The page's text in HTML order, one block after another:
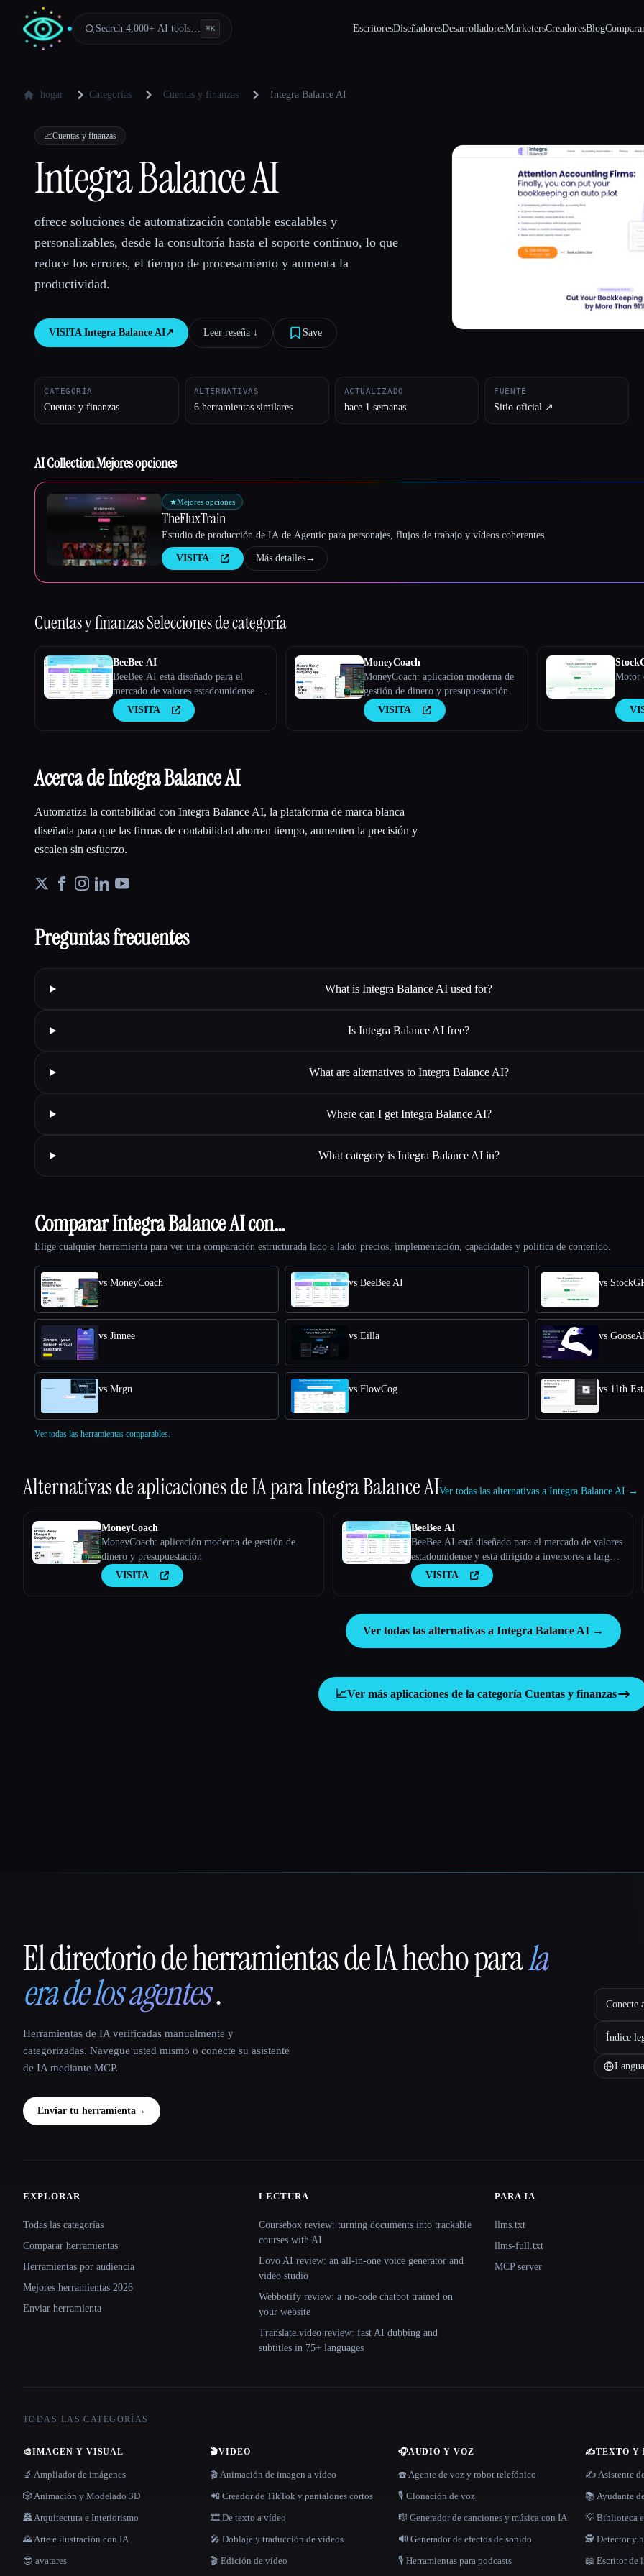
Search 4,000+ AI tools… ⌘K EscritoresDiseñadoresDesarrolladoresMarketersCreadoresBlog
hogar Categorías Cuentas y finanzas Integra Balance AI
📈Cuentas y finanzas
Integra Balance AI
ofrece soluciones de automatización contable escalables y
personalizables, desde la consultoría hasta el soporte continuo, lo que
reduce los errores, el tiempo de procesamiento y aumenta la
productividad.
VISITA Integra Balance AI↗︎ Leer reseña ↓︎ Save
CATEGORÍA
Cuentas y finanzas
ALTERNATIVAS
6 herramientas similares
ACTUALIZADO
hace 1 semanas
FUENTE
Sitio oficial ↗︎
AI Collection Mejores opciones
★Mejores opciones
TheFluxTrain
Estudio de producción de IA de Agentic para personajes, flujos de trabajo y vídeos coherentes
VISITA Más detalles→
Cuentas y finanzasSelecciones de categoría
BeeBee AI
BeeBee.AI está diseñado para el
mercado de valores estadounidense y
está dirigido a inversores a largo
plazo que se centran principalmente
VISITA
MoneyCoach
MoneyCoach: aplicación moderna de
gestión de dinero y presupuestación
VISITA
Motor
Acerca de Integra Balance AI
Automatiza la contabilidad con Integra Balance AI, la plataforma de marca blanca
diseñada para que las firmas de contabilidad ahorren tiempo, aumenten la precisión y
escalen sin esfuerzo.
Preguntas frecuentes
What is Integra Balance AI used for?
Is Integra Balance AI free?
What are alternatives to Integra Balance AI?
Where can I get Integra Balance AI?
What category is Integra Balance AI in?
Comparar Integra Balance AI con…
Elige cualquier herramienta para ver una comparación estructurada lado a lado: precios, implementación, capacidades y política de contenido.
vs MoneyCoach vs BeeBee AI vs
vs Jinnee vs Eilla vs
vs Mrgn vs FlowCog vs 11th
Ver todas las herramientas comparables.
Alternativas de aplicaciones de IA paraIntegra Balance AIVer todas las alternativas a Integra Balance AI →
MoneyCoach
MoneyCoach: aplicación moderna de gestión de
dinero y presupuestación
VISITA
BeeBee AI
BeeBee.AI está diseñado para el mercado de valores
estadounidense y está dirigido a inversores a largo
plazo que se centran principalmente en el análisis
fundamental y que valoran los datos y la
VISITA
Ver todas las alternativas a Integra Balance AI →
📈Ver más aplicaciones de la categoría Cuentas y finanzas
That AI Collection
El directorio de herramientas de IA hecho parala
era de los agentes.
Herramientas de IA verificadas manualmente y
categorizadas. Navegue usted mismo o conecte su asistente
de IA mediante MCP.
Enviar tu herramienta→
Conecte
Índice
Site navigation
EXPLORAR
Todas las categorías
Comparar herramientas
Herramientas por audiencia
Mejores herramientas 2026
Enviar herramienta
LECTURA
Coursebox review: turning documents into trackable
courses with AI
Lovo AI review: an all-in-one voice generator and
video studio
Webbotify review: a no-code chatbot trained on
your website
Translate.video review: fast AI dubbing and
subtitles in 75+ languages
PARA IA
llms.txt
llms-full.txt
MCP server
TODAS LAS CATEGORÍAS
🎨IMAGEN Y VISUAL
🔬 Ampliador de imágenes
🎲 Animación y Modelado 3D
🏯 Arquitectura e Interiorismo
🌄 Arte e ilustración con IA
😎 avatares
🎬VIDEO
🎬 Animación de imagen a vídeo
📲 Creador de TikTok y pantalones cortos
🎞️ De texto a vídeo
🎤 Doblaje y traducción de vídeos
🎬 Edición de vídeo
🎧AUDIO Y VOZ
☎️ Agente de voz y robot telefónico
🎙️ Clonación de voz
🎼 Generador de canciones y música con IA
🔊 Generador de efectos de sonido
🎙️ Herramientas para podcasts
✍️TEXTO Y
✍️ Asistente
📚 Ayudante
💡 Biblioteca
🕵️ Detector y
📖 Escritor de